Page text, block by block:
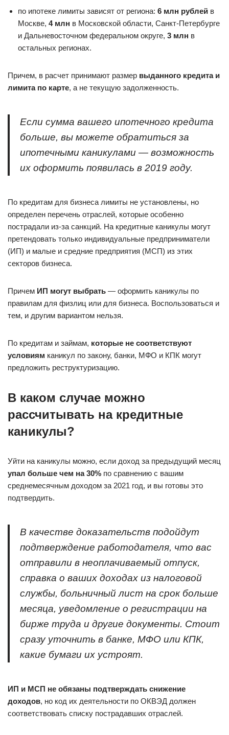
по ипотеке лимиты зависят от региона: 6 млн рублей в
Москве, 4 млн в Московской области, Санкт-Петербурге
и Дальневосточном федеральном округе, 3 млн в
остальных регионах.
Причем, в расчет принимают размер выданного кредита и
лимита по карте, а не текущую задолженность.
Если сумма вашего ипотечного кредита
больше, вы можете обратиться за
ипотечными каникулами — возможность
их оформить появилась в 2019 году.
По кредитам для бизнеса лимиты не установлены, но
определен перечень отраслей, которые особенно
пострадали из-за санкций. На кредитные каникулы могут
претендовать только индивидуальные предприниматели
(ИП) и малые и средние предприятия (МСП) из этих
секторов бизнеса.
Причем ИП могут выбрать — оформить каникулы по
правилам для физлиц или для бизнеса. Воспользоваться и
тем, и другим вариантом нельзя.
По кредитам и займам, которые не соответствуют
условиям каникул по закону, банки, МФО и КПК могут
предложить реструктуризацию.
В каком случае можно
рассчитывать на кредитные
каникулы?
Уйти на каникулы можно, если доход за предыдущий месяц
упал больше чем на 30% по сравнению с вашим
среднемесячным доходом за 2021 год, и вы готовы это
подтвердить.
В качестве доказательств подойдут
подтверждение работодателя, что вас
отправили в неоплачиваемый отпуск,
справка о ваших доходах из налоговой
службы, больничный лист на срок больше
месяца, уведомление о регистрации на
бирже труда и другие документы. Стоит
сразу уточнить в банке, МФО или КПК,
какие бумаги их устроят.
ИП и МСП не обязаны подтверждать снижение
доходов, но код их деятельности по ОКВЭД должен
соответствовать списку пострадавших отраслей.